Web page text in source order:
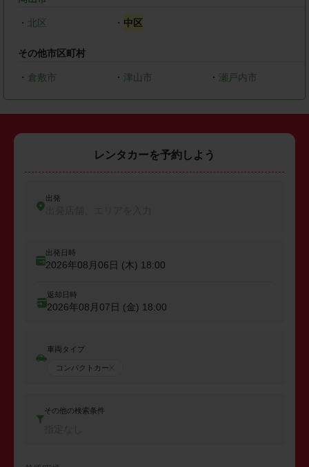
・ 北区 ・ 中区
その他市区町村
・ 倉敷市 ・ 津山市 ・瀬戸内市
レンタカーを予約しよう
出発
出発日時
2026年08月06日 (木) 18:00
返却日時
2026年08月07日 (金) 18:00
車両タイプ
コンパクトカー
その他の検索条件